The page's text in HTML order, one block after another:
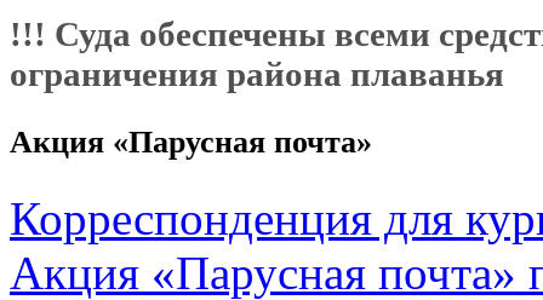
!!! Суда обеспечены всеми
ограничения района плаванья
Акция «Парусная почта»
Корреспонденция для
Акция «Парусная